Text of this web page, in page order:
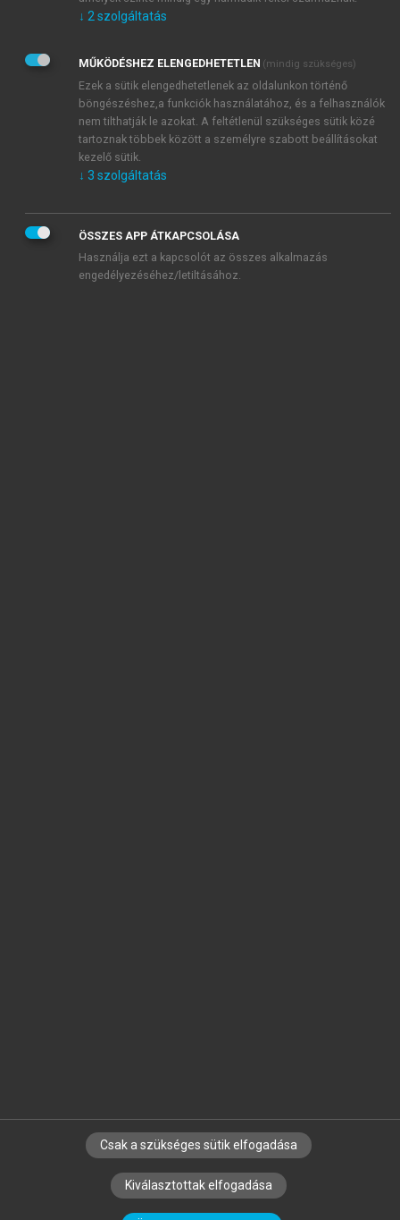
Kérek értesítést az Akadémiai Kiadó Zrt. újdonságairól,
Adatkezelési tájékoztatóbanfoglaltakat tudomásul
veszem és elfogadom.
Általános vásárlási feltételeket, valamint a szotar.netés a
mersz.huoldalak licencszerződéseiben foglaltakat
tudomásul veszem és elfogadom.
KIPRÓBÁLOM
SZERZŐKNEK CÉGEKNEK KÖNYVTÁROSOKNAK
SZERKESZTÉSI ÉS LEKTORÁLÁSI ALAPELVEK
↓ 2 szolgáltatás
MŰKÖDÉSHEZ ELENGEDHETETLEN (mindig szükséges)
Ezek a sütik elengedhetetlenek az oldalunkon történő
böngészéshez,a funkciók használatához, és a felhasználók
nem tilthatják le azokat. A feltétlenül szükséges sütik közé
tartoznak többek között a személyre szabott beállításokat
kezelő sütik.
↓ 3 szolgáltatás
ÖSSZES APP ÁTKAPCSOLÁSA
Használja ezt a kapcsolót az összes alkalmazás
engedélyezéséhez/letiltásához.
Csak a szükséges sütik elfogadása
Kiválasztottak elfogadása